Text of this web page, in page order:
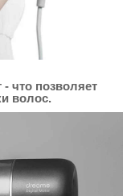
что позволяет
волос.